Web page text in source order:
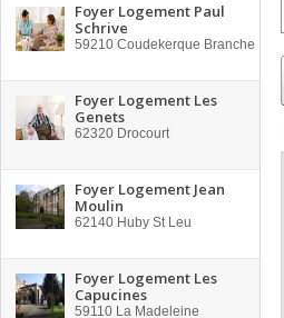
Foyer Logement Paul
Schrive
59210 Coudekerque Branche
Foyer Logement Les
Genets
62320 Drocourt
Foyer Logement Jean
Moulin
62140 Huby St Leu
Foyer Logement Les
Capucines
59110 La Madeleine